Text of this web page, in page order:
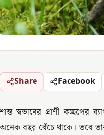
Share Facebook
শান্ত স্বভাবের প্রাণী কচ্ছপের
অনেক বছর বেঁচে থাকে। তবে